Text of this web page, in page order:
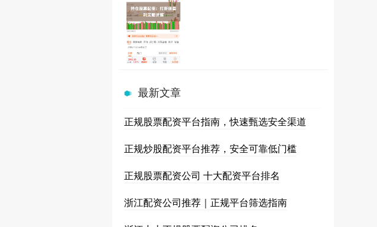
最新文章
正规股票配资平台指南，快速甄选安全渠道
正规炒股配资平台推荐，安全可靠低门槛
正规股票配资公司 十大配资平台排名
浙江配资公司推荐｜正规平台筛选指南